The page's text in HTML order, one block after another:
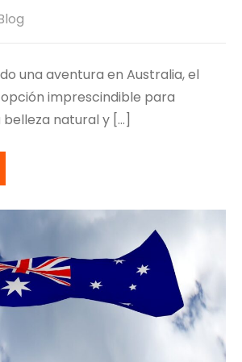
una aventura en Australia, el
imprescindible para
natural y […]